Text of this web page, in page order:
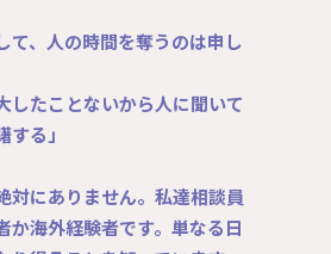
て、人の時間を奪うのは申し
したことないから人に聞いて
る」
対にありません。私達相談員
か海外経験者です。単なる日